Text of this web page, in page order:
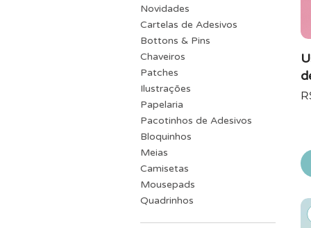
Novidades
Cartelas de Adesivos
Bottons & Pins
Chaveiros
Patches
Ilustrações
Papelaria
Pacotinhos de Adesivos
Bloquinhos
Meias
Camisetas
Mousepads
Quadrinhos